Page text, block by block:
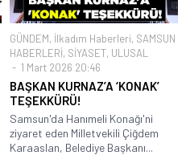
GÜNDEM, İlkadım Haberleri, SAMSUN
HABERLERİ, SİYASET, ULUSAL
1 Mart 2026 20:46
BAŞKAN KURNAZ’A ‘KONAK’
TEŞEKKÜRÜ!
Samsun'da Hanımeli Konağı'ni
ziyaret eden Milletvekili Çiğdem
Karaaslan, Belediye Başkanı...